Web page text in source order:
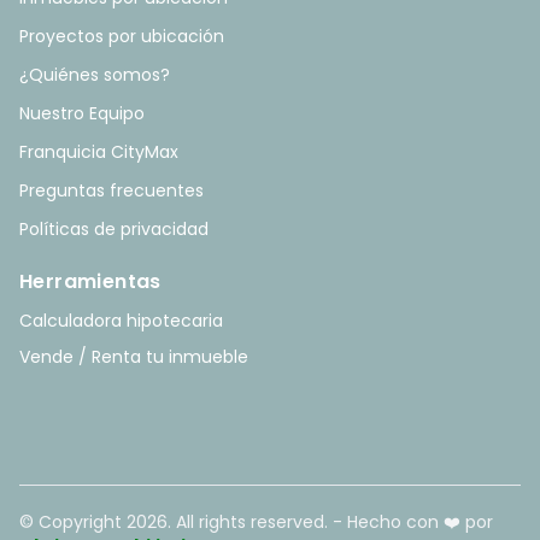
Proyectos por ubicación
¿Quiénes somos?
Nuestro Equipo
Franquicia CityMax
Preguntas frecuentes
Políticas de privacidad
Herramientas
Calculadora hipotecaria
Vende / Renta tu inmueble
© Copyright 2026. All rights reserved. - Hecho con ❤️ por